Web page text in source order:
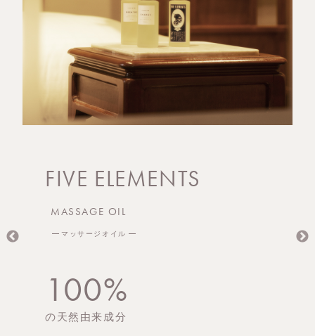
FIVE ELEMENTS
MASSAGE OIL
マッサージオイル
100%
の天然由来成分